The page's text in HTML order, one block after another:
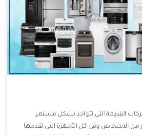
القديمة التى تتواجد بشكل مستمر
من الاشخاص وفى كل الأجهزة التى تقدمها